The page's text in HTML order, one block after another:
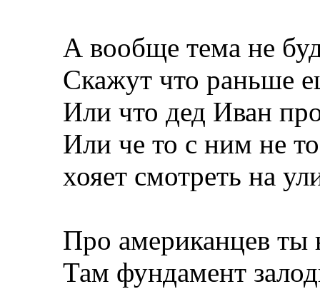
А вообще тема не
Скажут что раньше
Или что дед Иван
Или че то с ним не
хояет смотреть на
Про американцев ты
Там фундамент